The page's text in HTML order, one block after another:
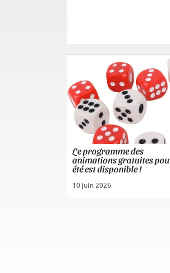
Le programme des
animations gratuites
été est disponible !
10 juin 2026